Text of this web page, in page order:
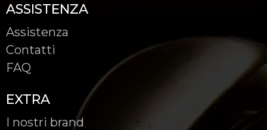
ASSISTENZA
Assistenza
Contatti
FAQ
EXTRA
I nostri brand